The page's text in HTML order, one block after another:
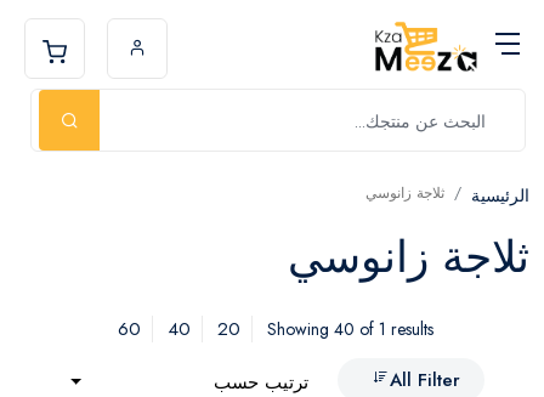
الرئيسية ثلاجة زانوسي
ثلاجة زانوسي
Showing 40 of 1 results
20
40
60
All Filter
ترتيب حسب